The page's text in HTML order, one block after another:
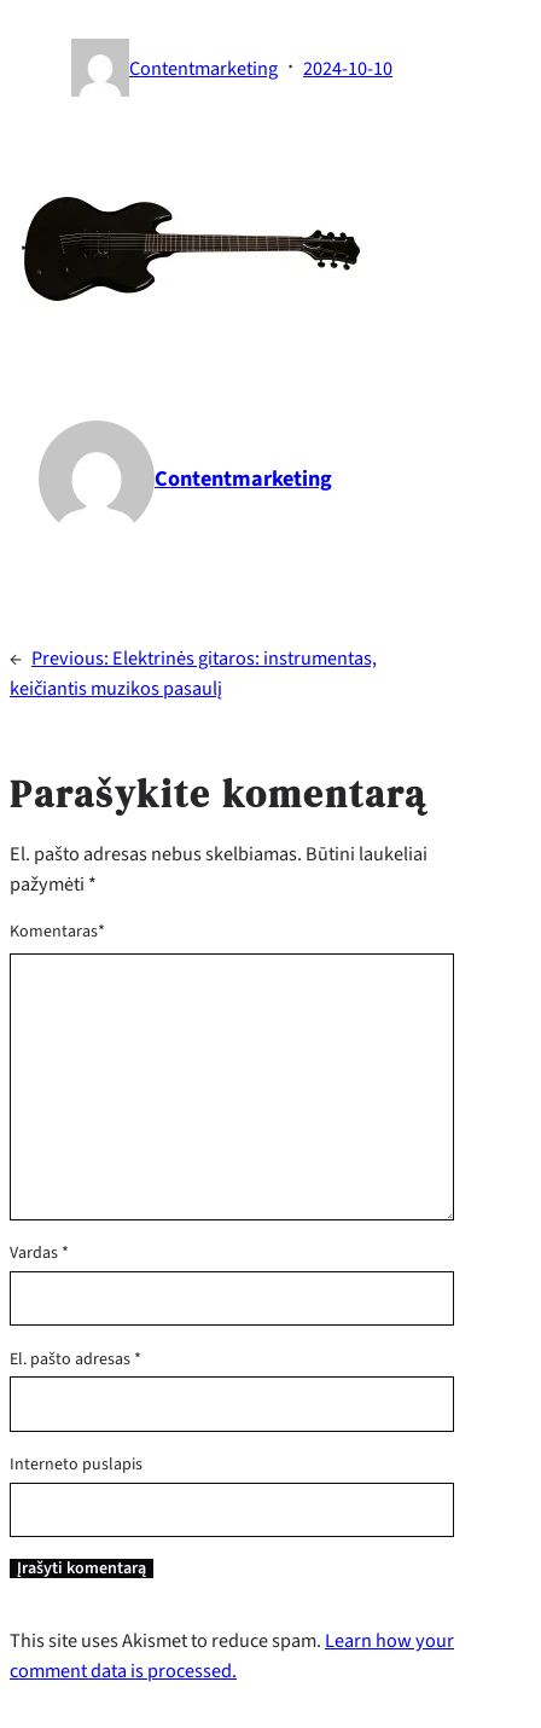
Contentmarketing · 2024-10-10
Contentmarketing
← Previous: Elektrinės gitaros: instrumentas,
keičiantis muzikos pasaulį
Parašykite komentarą
El. pašto adresas nebus skelbiamas. Būtini laukeliai
pažymėti *
Komentaras*
Vardas *
El. pašto adresas *
Interneto puslapis
This site uses Akismet to reduce spam. Learn how your
comment data is processed.